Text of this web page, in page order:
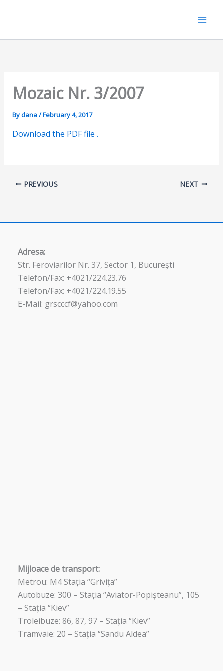
Mozaic Nr. 3/2007
Bydana/February 4, 2017
Download the PDF file .
PREVIOUS NEXT
Adresa:
Str. Feroviarilor Nr. 37, Sector 1, București
Telefon/Fax: +4021/224.23.76
Telefon/Fax: +4021/224.19.55
E-Mail: grscccf@yahoo.com
Mijloace de transport:
Metrou: M4 Stația “Grivița”
Autobuze: 300 – Stația “Aviator-Popișteanu”, 105
– Stația “Kiev”
Troleibuze: 86, 87, 97 – Stația “Kiev”
Tramvaie: 20 – Stația “Sandu Aldea”